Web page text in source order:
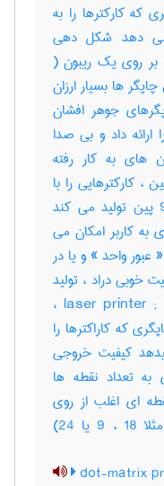
که کارکترها را به
می دهد شکل دهی
بر روی یک ریبون (
ها بسیار ارزان
جوهر افشان
داد و بی صدا
های به کار رفته
دارد ، مثلاً چاپگری با 24 پین ، کارکترهایی را با
کیفیت بهتر نسبت به چاپگری با 9 پین تولید می کند
به کاربر امکان می
عبور واحد » و یا در
خوبی دراد ، تولید
کند نگاه کنید به laser printer ; inkjet printer ،
که کاراکترها را
کیفیت خروجی
به تعداد نقطه ها
ای اغلب از روی
تعداد نقاط (سوزنهای) هد چاپ (مثلا ‎9 ، ‎18 یا ‎24)
dot-matrix